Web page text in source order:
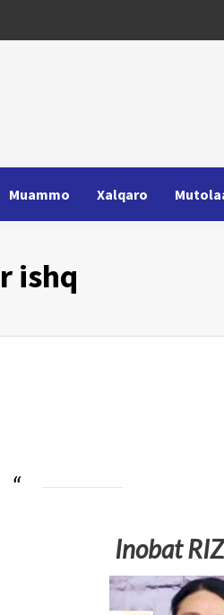
Muammo Xalqaro
ishq
Inobat